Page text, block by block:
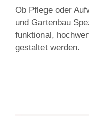
Ob Pflege oder
und Gartenbau
funktional,
gestaltet werden.